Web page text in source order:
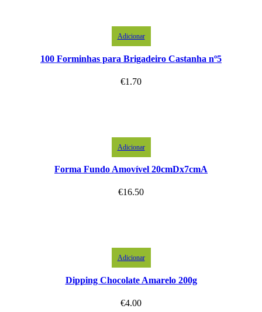
Adicionar
100 Forminhas para Brigadeiro Castanha nº5
€1.70
Adicionar
Forma Fundo Amovível 20cmDx7cmA
€16.50
Adicionar
Dipping Chocolate Amarelo 200g
€4.00